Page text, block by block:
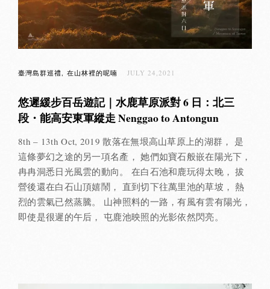
臺灣島群巡禮 在山林裡的呢喃 JULY 24,2021
悠遲緩步百岳遊記｜水鹿草原派對 6 日：北三
段・能高安東軍縱走 Nenggao to Antongun
8th – 13th Oct, 2019 散落在無垠高山草原上的湖群， 是
這條夢幻之途的另一項名產， 她們如寶石般嵌在陽光下，
冉冉洞悉日光風雲的動向。 在白石池和鹿玩得太晚， 拔
營後還在白石山頂嬉鬧， 直到切下往萬里池的草坡， 熱
烈的雲氣已然蒸騰。 山神照料的一路，有風有雲有陽光，
即使是很遲的午后， 屯鹿池映照的光影依然閃亮。